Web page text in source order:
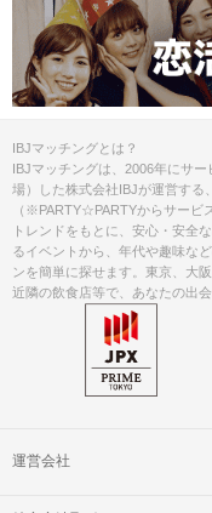
IBJマッチングとは？
IBJマッチングは、2006年にサ
場）した株式会社IBJが運営する
（※PARTY☆PARTYからサービ
トレンドをもとに、安心・安全
るイベントから、年代や趣味な
ンを簡単に探せます。東京、大
近隣の飲食店等で、あなたの出
運営会社